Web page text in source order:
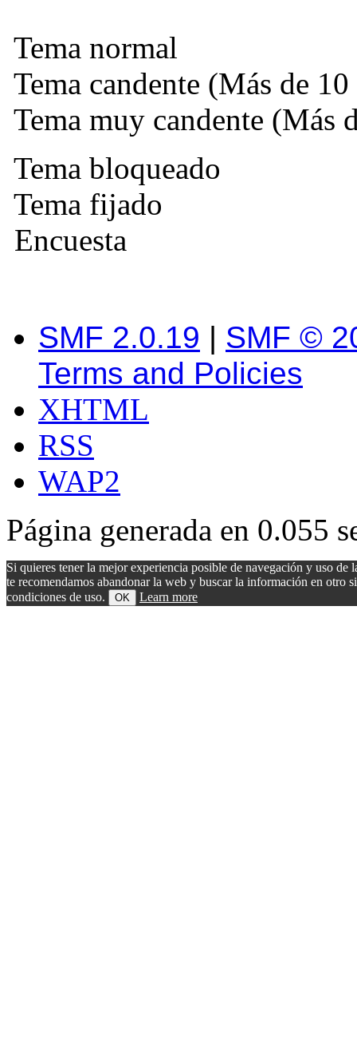
Tema normal
Tema candente (Más de 10
Tema muy candente (Más
Tema bloqueado
Tema fijado
Encuesta
SMF 2.0.19 | SMF ©
Terms and Policies
XHTML
RSS
WAP2
Página generada en 0.055
Si quieres tener la mejor experiencia posible de navegación y uso
te recomendamos abandonar la web y buscar la información en otro
condiciones de uso.
OK Learn more